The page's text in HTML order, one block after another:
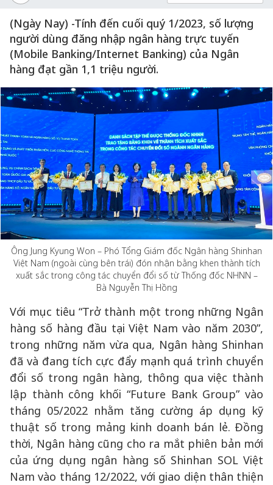
(Ngày Nay) -Tính đến cuối quý 1/2023, số lượng
người dùng đăng nhập ngân hàng trực tuyến
(Mobile Banking/Internet Banking) của Ngân
hàng đạt gần 1,1 triệu người.
Ông Jung Kyung Won – Phó Tổng Giám đốc Ngân hàng Shinhan
Việt Nam (ngoài cùng bên trái) đón nhận bằng khen thành tích
xuất sắc trong công tác chuyển đổi số từ Thống đốc NHNN –
Bà Nguyễn Thị Hồng
Với mục tiêu “Trở thành một trong những Ngân
hàng số hàng đầu tại Việt Nam vào năm 2030”,
trong những năm vừa qua, Ngân hàng Shinhan
đã và đang tích cực đẩy mạnh quá trình chuyển
đổi số trong ngân hàng, thông qua việc thành
lập thành công khối “Future Bank Group” vào
tháng 05/2022 nhằm tăng cường áp dụng kỹ
thuật số trong mảng kinh doanh bán lẻ. Đồng
thời, Ngân hàng cũng cho ra mắt phiên bản mới
của ứng dụng ngân hàng số Shinhan SOL Việt
Nam vào tháng 12/2022, với giao diện thân thiện